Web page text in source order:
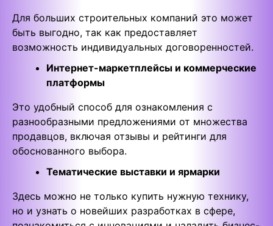
Для больших строительных компаний это может
быть выгодно, так как предоставляет
возможность индивидуальных договоренностей.
Интернет-маркетплейсы и коммерческие
платформы
Это удобный способ для ознакомления с
разнообразными предложениями от множества
продавцов, включая отзывы и рейтинги для
обоснованного выбора.
Тематические выставки и ярмарки
Здесь можно не только купить нужную технику,
но и узнать о новейших разработках в сфере,